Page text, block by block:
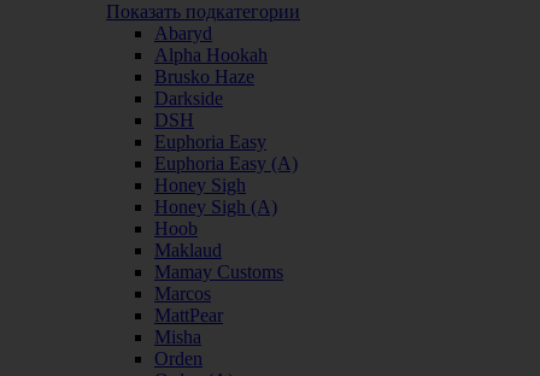
Показать подкатегории
Abaryd
Alpha Hookah
Brusko Haze
Darkside
DSH
Euphoria Easy
Euphoria Easy (А)
Honey Sigh
Honey Sigh (А)
Hoob
Maklaud
Mamay Customs
Marcos
MattPear
Misha
Orden